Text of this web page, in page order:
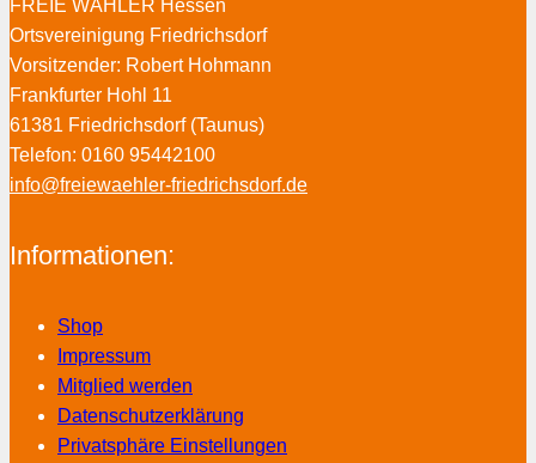
FREIE WÄHLER Hessen
Ortsvereinigung Friedrichsdorf
Vorsitzender: Robert Hohmann
Frankfurter Hohl 11
61381 Friedrichsdorf (Taunus)
Telefon: 0160 95442100
info@freiewaehler-friedrichsdorf.de
Informationen:
Shop
Impressum
Mitglied werden
Datenschutzerklärung
Privatsphäre Einstellungen